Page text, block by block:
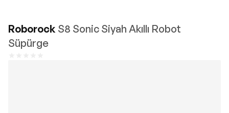
Roborock S8 Sonic Siyah Akıllı Robot
Süpürge